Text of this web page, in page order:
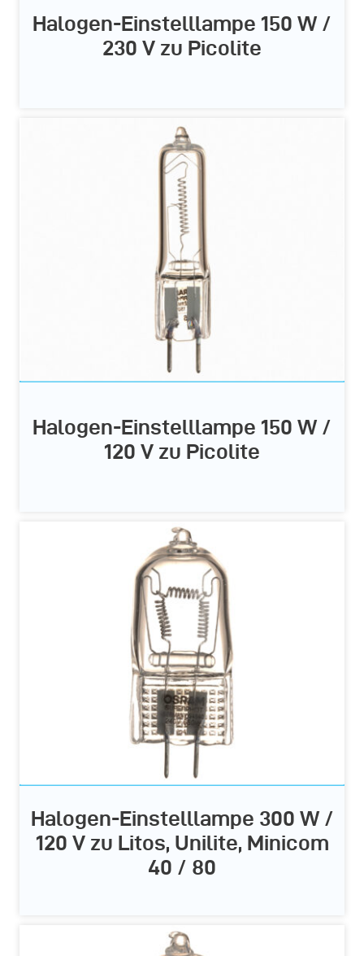
Halogen-Einstelllampe 150 W /
230 V zu Picolite
Halogen-Einstelllampe 150 W /
120 V zu Picolite
Halogen-Einstelllampe 300 W /
120 V zu Litos, Unilite, Minicom
40 / 80